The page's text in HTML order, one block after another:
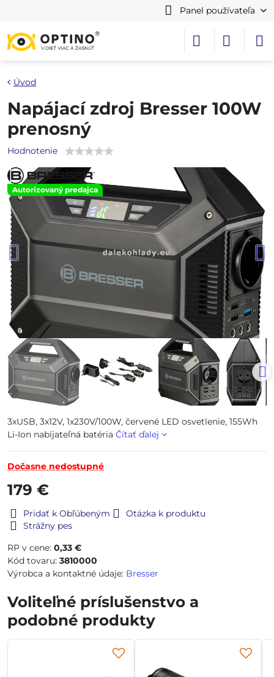
Panel používateľa
Autorizovaný predajca
Úvod
Napájací zdroj Bresser 100W
prenosný
Hodnotenie
3xUSB, 3x12V, 1x230V/100W, červené LED osvetlenie, 155Wh
Li-Ion nabíjateľná batéria Čítať ďalej
Dočasne nedostupné
179 €
Pridať k Obľúbeným
Otázka k produktu
Strážny pes
RP v cene: 0,33 €
Kód tovaru: 3810000
Výrobca a kontaktné údaje: Bresser
Voliteľné príslušenstvo a
podobné produkty